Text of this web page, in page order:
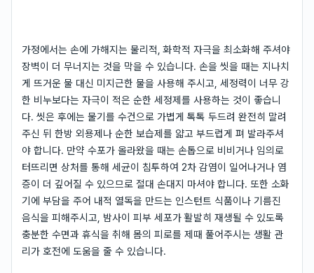
가정에서는 손에 가해지는 물리적, 화학적 자극을 최소화해 주셔야
장벽이 더 무너지는 것을 막을 수 있습니다. 손을 씻을 때는 지나치
게 뜨거운 물 대신 미지근한 물을 사용해 주시고, 세정력이 너무 강
한 비누보다는 자극이 적은 순한 세정제를 사용하는 것이 좋습니
다. 씻은 후에는 물기를 수건으로 가볍게 톡톡 두드려 완전히 말려
주신 뒤 한방 외용제나 순한 보습제를 얇고 부드럽게 펴 발라주셔
야 합니다. 만약 수포가 올라왔을 때는 손톱으로 비비거나 임의로
터뜨리면 상처를 통해 세균이 침투하여 2차 감염이 일어나거나 염
증이 더 깊어질 수 있으므로 절대 손대지 마셔야 합니다. 또한 소화
기에 부담을 주어 내적 열독을 만드는 인스턴트 식품이나 기름진
음식을 피해주시고, 밤사이 피부 세포가 활발히 재생될 수 있도록
충분한 수면과 휴식을 취해 몸의 피로를 제때 풀어주시는 생활 관
리가 호전에 도움을 줄 수 있습니다.